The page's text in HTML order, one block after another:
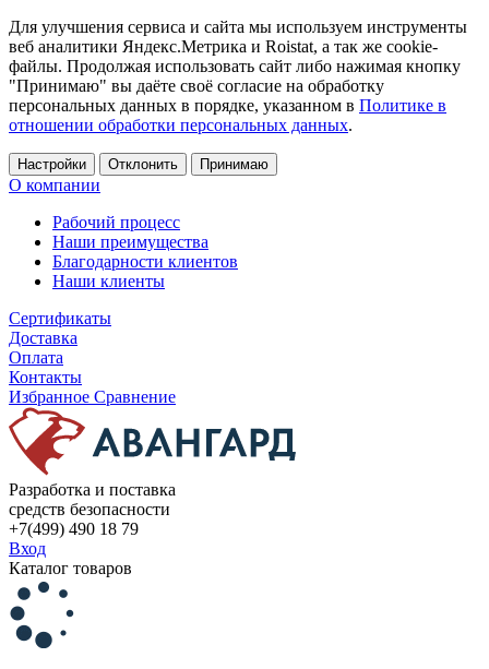
Для улучшения сервиса и сайта мы используем инструменты
веб аналитики Яндекс.Метрика и Roistat, а так же cookie-
файлы. Продолжая использовать сайт либо нажимая кнопку
"Принимаю" вы даёте своё согласие на обработку
персональных данных в порядке, указанном в Политике в
отношении обработки персональных данных.
Настройки Отклонить Принимаю
О компании
Рабочий процесс
Наши преимущества
Благодарности клиентов
Наши клиенты
Сертификаты
Доставка
Оплата
Контакты
Избранное Сравнение
Разработка и поставка
средств безопасности
+7(499) 490 18 79
Вход
Каталог товаров